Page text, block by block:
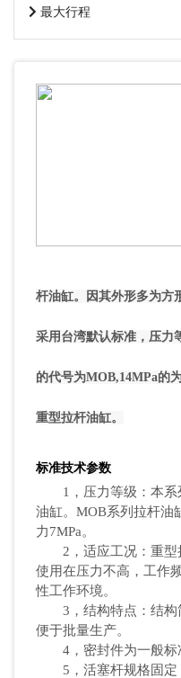
最大行程
杆油缸。因其外形多为方
采用台湾默认标准，压力
的代号为MOB,14MPa的
重型拉杆油缸。
标准技术参数
1，压力等级：本
油缸。MOB系列拉杆油
力7MPa。
2，适应工况：重
使用在压力不高，工作
性工作环境。
3，结构特点：结
便于批量生产。
4，密封件为一般标
5，活塞杆规格固定